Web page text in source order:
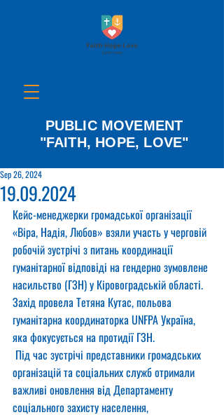
PUBLIC MOVEMENT
"FAITH, HOPE, LOVE"
19.09.2024
Sep 26, 2024
Кейс-менеджерки громадської організації
«Віра, Надія, Любов» взяли участь у черговій
робочій зустрічі з питань координації
гуманітарної відповіді на гендерно зумовлене
насильство (ГЗН) у Кіровоградській області.
Захід провела Тетяна Кутас, польова
гуманітарна координаторка UNFPA Україна,
яка фокусується на протидії ГЗН.
Під час зустрічі представники громадських
організацій та соціальних служб отримали
важливі оновлення від Департаменту
соціального захисту населення,